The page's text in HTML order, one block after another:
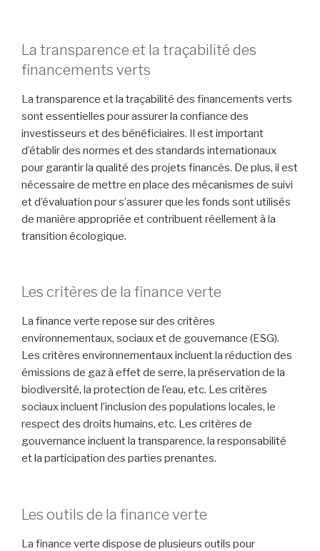
La transparence et la traçabilité des
financements verts
La transparence et la traçabilité des financements verts
sont essentielles pour assurer la confiance des
investisseurs et des bénéficiaires. Il est important
d’établir des normes et des standards internationaux
pour garantir la qualité des projets financés. De plus, il est
nécessaire de mettre en place des mécanismes de suivi
et d’évaluation pour s’assurer que les fonds sont utilisés
de manière appropriée et contribuent réellement à la
transition écologique.
Les critères de la finance verte
La finance verte repose sur des critères
environnementaux, sociaux et de gouvernance (ESG).
Les critères environnementaux incluent la réduction des
émissions de gaz à effet de serre, la préservation de la
biodiversité, la protection de l’eau, etc. Les critères
sociaux incluent l’inclusion des populations locales, le
respect des droits humains, etc. Les critères de
gouvernance incluent la transparence, la responsabilité
et la participation des parties prenantes.
Les outils de la finance verte
La finance verte dispose de plusieurs outils pour